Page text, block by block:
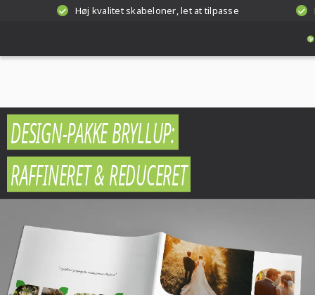
Høj kvalitet skabeloner, let at tilpasse
DESIGN-PAKKE BRYLLUP:
RAFFINERET & REDUCERET